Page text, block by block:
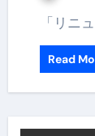
「
Read